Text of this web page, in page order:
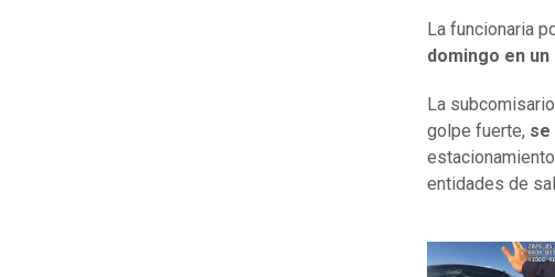
La funcionaria
domingo en
La
golpe fuerte, se
entidades de